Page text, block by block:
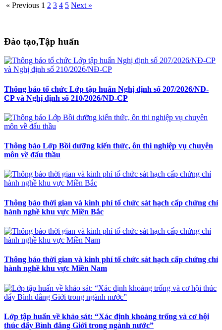
« Previous 1 2 3 4 5 Next »
Đào tạo,Tập huấn
Thông báo tổ chức Lớp tập huấn Nghị định số 207/2026/NĐ-
CP và Nghị định số 210/2026/NĐ-CP
Thông báo Lớp Bồi dưỡng kiến thức, ôn thi nghiệp vụ chuyên
môn về đấu thầu
Thông báo thời gian và kinh phí tổ chức sát hạch cấp chứng chỉ
hành nghề khu vực Miền Bắc
Thông báo thời gian và kinh phí tổ chức sát hạch cấp chứng chỉ
hành nghề khu vực Miền Nam
Lớp tập huấn về khảo sát: “Xác định khoảng trống và cơ hội
thúc đẩy Bình đẳng Giới trong ngành nước”